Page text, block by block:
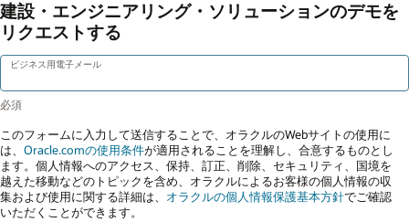
建設・エンジニアリング・ソリューションのデモを
リクエストする
ビジネス用電子メール
このフォームに入力して送信することで、オラクルのWebサイトの使用に
は、 Oracle.comの使用条件が適用されることを理解し、合意するものとし
ます。個人情報へのアクセス、保持、訂正、削除、セキュリティ、国境を
越えた移動などのトピックを含め、オラクルによるお客様の個人情報の収
集および使用に関する詳細は、 オラクルの個人情報保護基本方針でご確認
いただくことができます。